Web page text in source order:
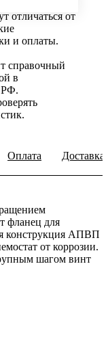
отличаться от
и оплаты.
справочный
в
РФ.
Оплата Доставка
фланец для
конструкция АПВП
от коррозии.
шагом винт